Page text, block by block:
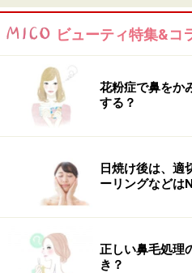
ビューティ特集&コ
花粉症で鼻をか
する？
日焼け後は、適
ーリングなどは
正しい鼻毛処理
き？